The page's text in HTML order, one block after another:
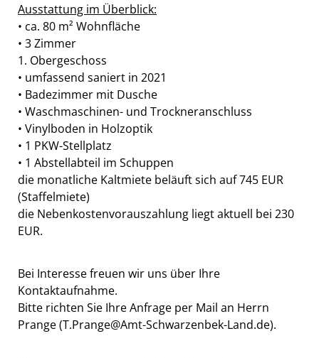
Ausstattung im Überblick:
• ca. 80 m² Wohnfläche
• 3 Zimmer
1. Obergeschoss
• umfassend saniert in 2021
• Badezimmer mit Dusche
• Waschmaschinen- und Trockneranschluss
• Vinylboden in Holzoptik
• 1 PKW-Stellplatz
• 1 Abstellabteil im Schuppen
die monatliche Kaltmiete beläuft sich auf 745 EUR
(Staffelmiete)
die Nebenkostenvorauszahlung liegt aktuell bei 230
EUR.
Bei Interesse freuen wir uns über Ihre
Kontaktaufnahme.
Bitte richten Sie Ihre Anfrage per Mail an Herrn
Prange (T.Prange@Amt-Schwarzenbek-Land.de).